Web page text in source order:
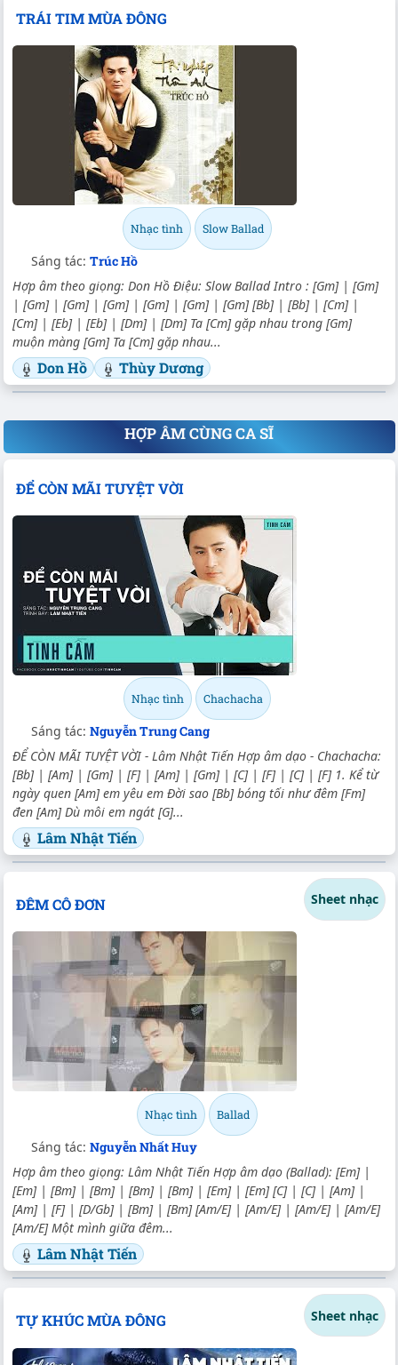
TRÁI TIM MÙA ĐÔNG
Nhạc tình Slow Ballad
Sáng tác: Trúc Hồ
Hợp âm theo giọng: Don Hồ Điệu: Slow Ballad Intro : [Gm] | [Gm]
| [Gm] | [Gm] | [Gm] | [Gm] | [Gm] | [Gm] [Bb] | [Bb] | [Cm] |
[Cm] | [Eb] | [Eb] | [Dm] | [Dm] Ta [Cm] gặp nhau trong [Gm]
muộn màng [Gm] Ta [Cm] gặp nhau...
Don Hồ Thùy Dương
HỢP ÂM CÙNG CA SĨ
ĐỂ CÒN MÃI TUYỆT VỜI
Nhạc tình Chachacha
Sáng tác: Nguyễn Trung Cang
ĐỂ CÒN MÃI TUYỆT VỜI - Lâm Nhật Tiến Hợp âm dạo - Chachacha:
[Bb] | [Am] | [Gm] | [F] | [Am] | [Gm] | [C] | [F] | [C] | [F] 1. Kể từ
ngày quen [Am] em yêu em Đời sao [Bb] bóng tối như đêm [Fm]
đen [Am] Dù môi em ngát [G]...
Lâm Nhật Tiến
ĐÊM CÔ ĐƠN Sheet nhạc
Nhạc tình Ballad
Sáng tác: Nguyễn Nhất Huy
Hợp âm theo giọng: Lâm Nhật Tiến Hợp âm dạo (Ballad): [Em] |
[Em] | [Bm] | [Bm] | [Bm] | [Bm] | [Em] | [Em] [C] | [C] | [Am] |
[Am] | [F] | [D/Gb] | [Bm] | [Bm] [Am/E] | [Am/E] | [Am/E] | [Am/E]
[Am/E] Một mình giữa đêm...
Lâm Nhật Tiến
TỰ KHÚC MÙA ĐÔNG Sheet nhạc